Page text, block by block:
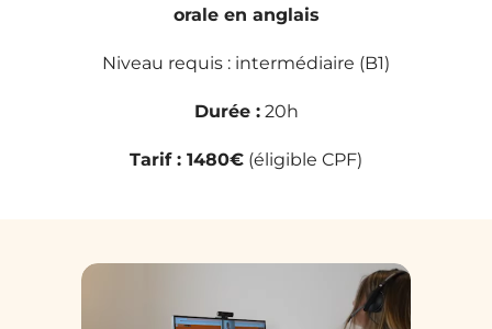
orale en anglais
Niveau requis : intermédiaire (B1)
Durée :20h
Tarif : 1480€ (éligible CPF)